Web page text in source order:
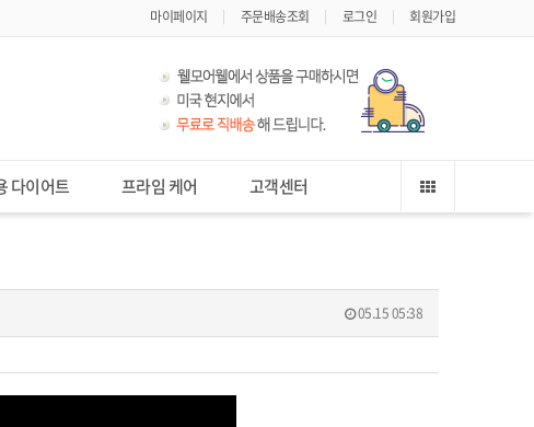
마이페이지 주문배송조회 로그인 회원가입
다이어트 프라임 케어 고객센터
05.15 05:38